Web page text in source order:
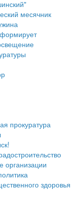
и застройки
территории
месячник
прокуратура
организации
здоровья